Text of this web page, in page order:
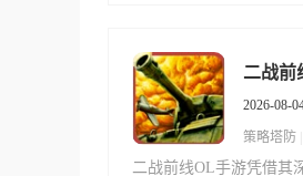
二战前
2026-08-
策略塔防
二战前线OL手游凭借其